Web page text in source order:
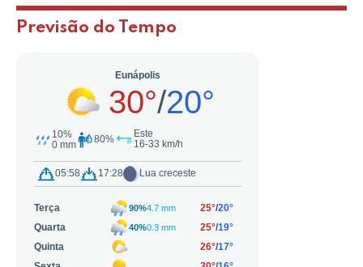
Previsão do Tempo